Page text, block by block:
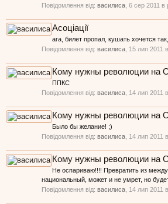
Повідомлення від: василиса 6 сер 2011 в
Асоціації
ага, билет пропал, кушать хочется
Повідомлення від: василиса 15 лип 2011
Кому нужны революции на
ППКС
Повідомлення від: василиса 14 лип 2011
Кому нужны революции на
Было бы желание! ;)
Повідомлення від: василиса 14 лип 2011
Кому нужны революции на
Не оспариваю!!!! Превратить из
национальный, может и не умрет, но
Повідомлення від: василиса 14 лип 2011